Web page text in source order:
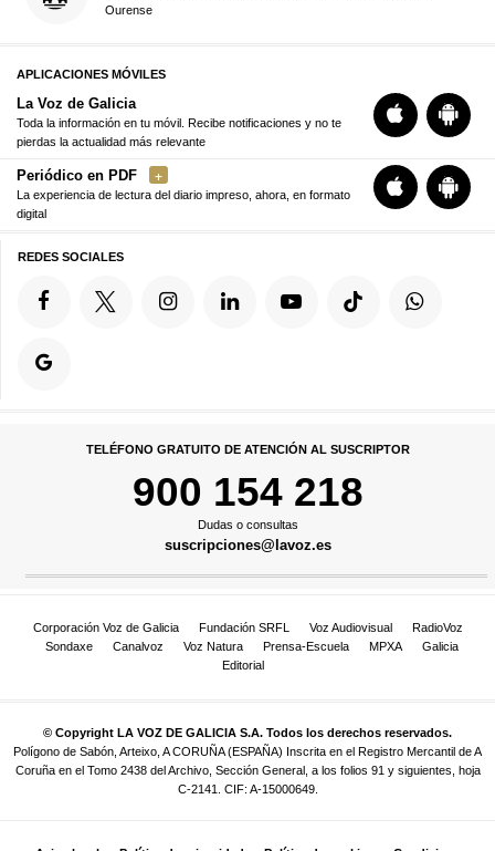
Ourense
APLICACIONES MÓVILES
La Voz de Galicia
Toda la información en tu móvil. Recibe notificaciones y no te
pierdas la actualidad más relevante
Periódico en PDF
La experiencia de lectura del diario impreso, ahora, en formato
digital
REDES SOCIALES
TELÉFONO GRATUITO DE ATENCIÓN AL SUSCRIPTOR
900 154 218
Dudas o consultas
suscripciones@lavoz.es
Corporación Voz de Galicia Fundación SRFL Voz Audiovisual
RadioVoz
Sondaxe
Canalvoz Voz Natura Prensa-Escuela MPXA
Galicia
Editorial
© Copyright LA VOZ DE GALICIA S.A. Todos los derechos reservados.
Polígono de Sabón, Arteixo, A CORUÑA (ESPAÑA) Inscrita en el Registro Mercantil de A
Coruña en el Tomo 2438 del Archivo, Sección General, a los folios 91 y siguientes, hoja
C-2141. CIF: A-15000649.